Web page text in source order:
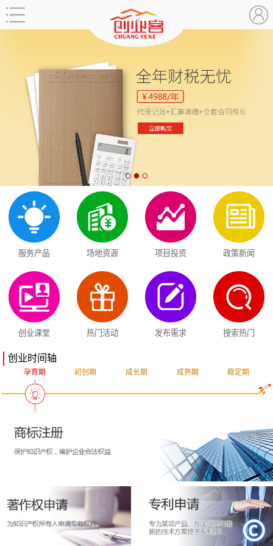
服务产品 场地资源 项目投资 政策新闻
创业课堂 热门活动 发布需求 搜索热门
创业时间轴
孕育期 初创期 成长期 成熟期 稳定期